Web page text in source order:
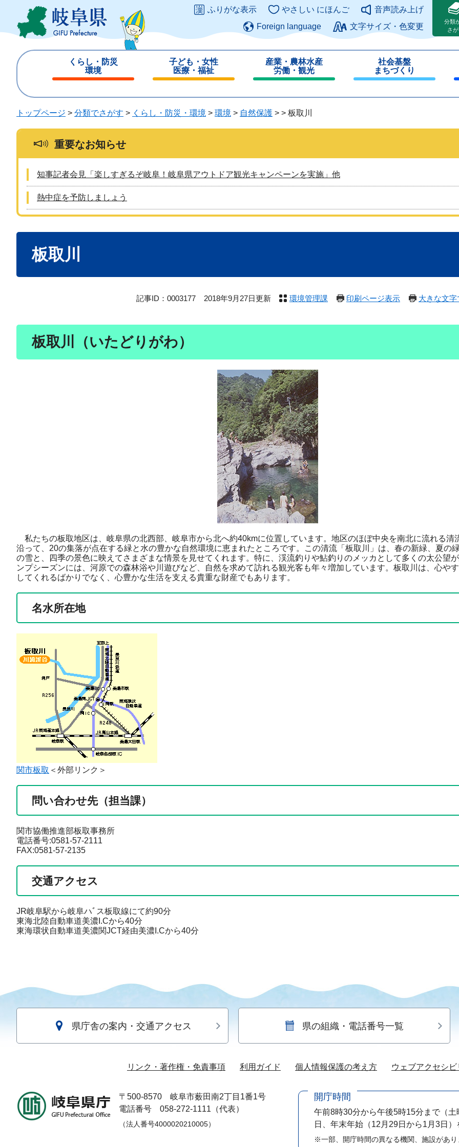
ジ
ュ
このページの本文へ
ふりがな表示 やさしい にほんご
音声読み上げ
Foreign language
文字サイズ・色変更
分類
さ
くらし・防災
環境
じ
子ども・女性
医療・福祉
じ
産業・農林水産
労働・観光
じ
る
社会基盤
まちづくり
じ
トップページ > 分類でさがす > くらし・防災・環境 > 環境 > 自然保護 > > 板取川
重要なお知らせ
知事記者会見「楽しすぎるぞ岐阜！岐阜県アウトドア観光キャンペーンを実施」他
熱中症を予防しましょう
板取川
記事ID：0003177 2018年9月27日更新 環境管理課 印刷ページ表示 大きな文
板取川（いたどりがわ）
私たちの板取地区は、岐阜県の北西部、岐阜市から北へ約40kmに位置しています。地区のほぼ中央を南北に流れる清
沿って、20の集落が点在する緑と水の豊かな自然環境に恵まれたところです。この清流「板取川」は、春の新緑、夏の
の雪と、四季の景色に映えてさまざまな情景を見せてくれます。特に、渓流釣りや鮎釣りのメッカとして多くの太公望
ンプシーズンには、河原での森林浴や川遊びなど、自然を求めて訪れる観光客も年々増加しています。板取川は、心や
してくれるばかりでなく、心豊かな生活を支える貴重な財産でもあります。
名水所在地
関市板取 ＜外部リンク＞
問い合わせ先（担当課）
関市協働推進部板取事務所
電話番号:0581-57-2111
FAX:0581-57-2135
交通アクセス
JR岐阜駅から岐阜ハﾞス板取線にて約90分
東海北陸自動車道美濃I.Cから40分
東海環状自動車道美濃関JCT経由美濃I.Cから40分
県庁舎の案内・交通アクセス 県の組織・電話番号一覧
リンク・著作権・免責事項 利用ガイド 個人情報保護の考え方 ウェブアクセシ
〒500-8570
岐阜市薮田南2丁目1番1号
電話番号 058-272-1111（代表）
（法人番号4000020210005）
開庁時間
午前8時30分から午後5時15分まで （
日、年末年始（12月29日から1月3日）
※一部、開庁時間の異なる機関、施設があり